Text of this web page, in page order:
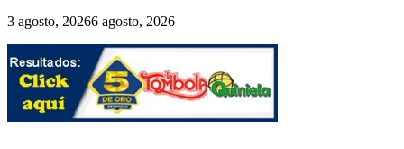
3 agosto, 20266 agosto, 2026